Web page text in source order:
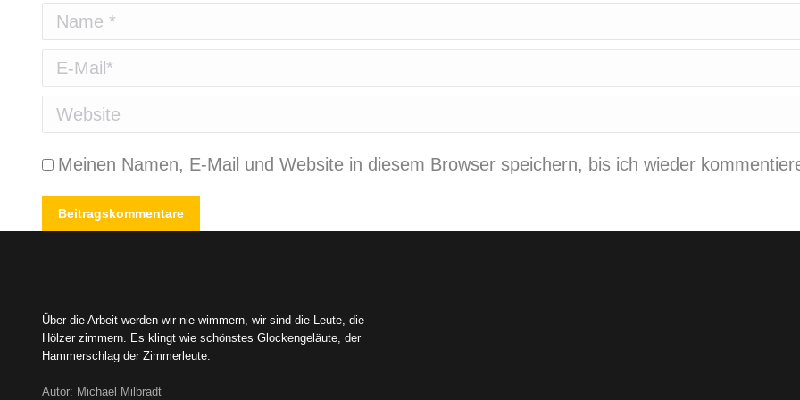
Name *
E-Mail *
Website
Meinen Namen, E-Mail und Website in diesem Browser speichern, bis ich wieder
Beitragskommentare
Über die Arbeit werden wir nie wimmern, wir sind die Leute, die
Hölzer zimmern. Es klingt wie schönstes Glockengeläute, der
Hammerschlag der Zimmerleute.
Autor: Michael Milbradt